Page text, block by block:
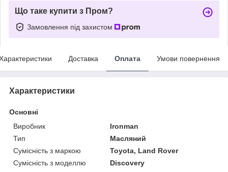
Що таке купити з Пром?
Замовлення під захистом
Доставка Оплата Умови повернення
Характеристики
Основні
Виробник
Ironman
Тип
Масляний
Сумісність з маркою
Toyota, Land Rover
Сумісність з моделлю
Discovery